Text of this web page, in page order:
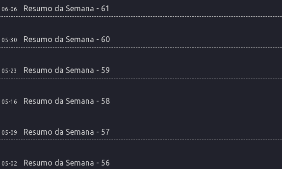
06-06 Resumo da Semana - 61
05-30 Resumo da Semana - 60
05-23 Resumo da Semana - 59
05-16 Resumo da Semana - 58
05-09 Resumo da Semana - 57
05-02 Resumo da Semana - 56